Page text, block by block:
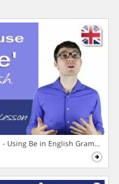
Using Be in English Grammar